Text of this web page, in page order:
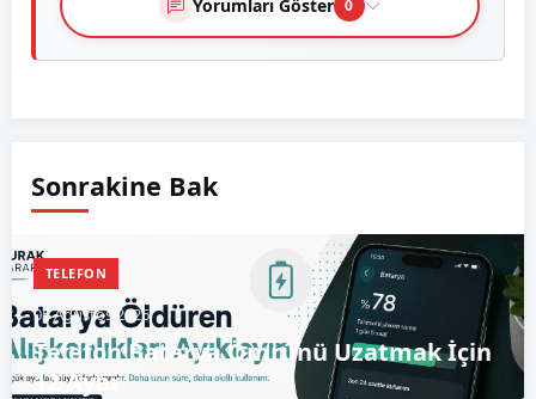
Yorumları Göster 0
Sonrakine Bak
TELEFON
05 Ağustos 2026
Telefon Batarya Ömrünü Uzatmak İçin
12 Ayar